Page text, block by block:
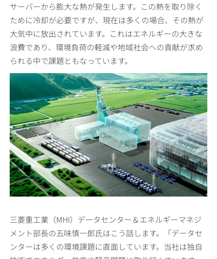
サーバーから膨大な熱が発生します。この熱を取り除く
ために冷却が必要ですが、現在は多くの場合、その熱が
大気中に放出されています。これはエネルギーの大きな
浪費であり、環境負荷の軽減や地域社会への貢献が求め
られる中で課題ともなっています。
三菱重工業（MHI）データセンター＆エネルギーマネジ
メント部長の五味慎一郎氏はこう話します。「データセ
ンターは多くの環境課題に直面しています。当社は独自